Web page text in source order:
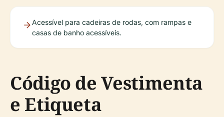
Acessível para cadeiras de rodas, com rampas e
casas de banho acessíveis.
Código de Vestimenta
e Etiqueta